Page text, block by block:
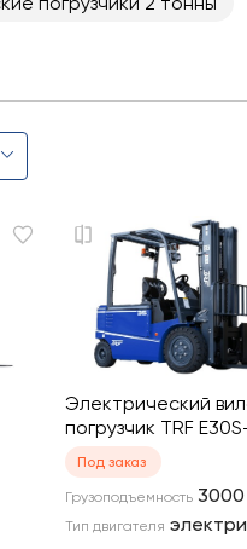
Электрический
погрузчик TRF
Под заказ
Грузоподъемность 3000
Тип двигателя